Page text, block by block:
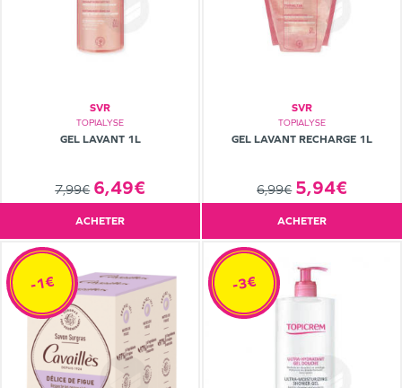
SVR
TOPIALYSE
GEL LAVANT 1L
7,99€ 6,49€
ACHETER
SVR
TOPIALYSE
GEL LAVANT RECHARGE 1L
6,99€ 5,94€
ACHETER
-1€ -3€